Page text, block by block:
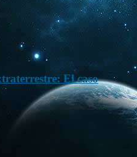
El caso